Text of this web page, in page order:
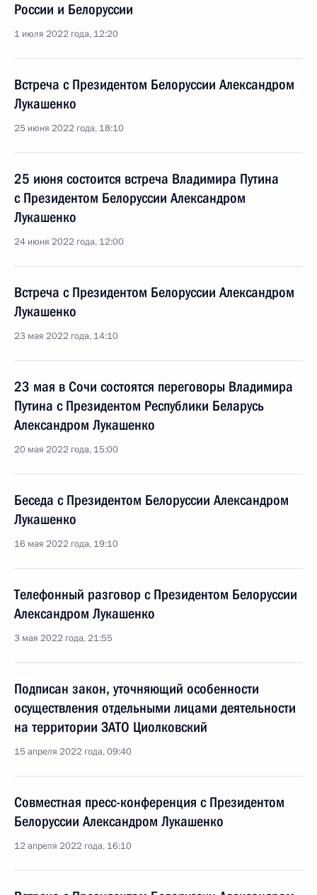
России и Белоруссии
1 июля 2022 года, 12:20
Встреча с Президентом Белоруссии Александром
Лукашенко
25 июня 2022 года, 18:10
25 июня состоится встреча Владимира Путина
с Президентом Белоруссии Александром
Лукашенко
24 июня 2022 года, 12:00
Встреча с Президентом Белоруссии Александром
Лукашенко
23 мая 2022 года, 14:10
23 мая в Сочи состоятся переговоры Владимира
Путина с Президентом Республики Беларусь
Александром Лукашенко
20 мая 2022 года, 15:00
Беседа с Президентом Белоруссии Александром
Лукашенко
16 мая 2022 года, 19:10
Телефонный разговор с Президентом Белоруссии
Александром Лукашенко
3 мая 2022 года, 21:55
Подписан закон, уточняющий особенности
осуществления отдельными лицами деятельности
на территории ЗАТО Циолковский
15 апреля 2022 года, 09:40
Совместная пресс-конференция с Президентом
Белоруссии Александром Лукашенко
12 апреля 2022 года, 16:10